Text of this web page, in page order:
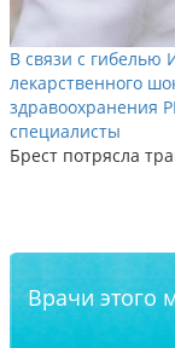
В связи с гибелью
лекарственного
здравоохранения
специалисты
Брест потрясла
Врачи этого